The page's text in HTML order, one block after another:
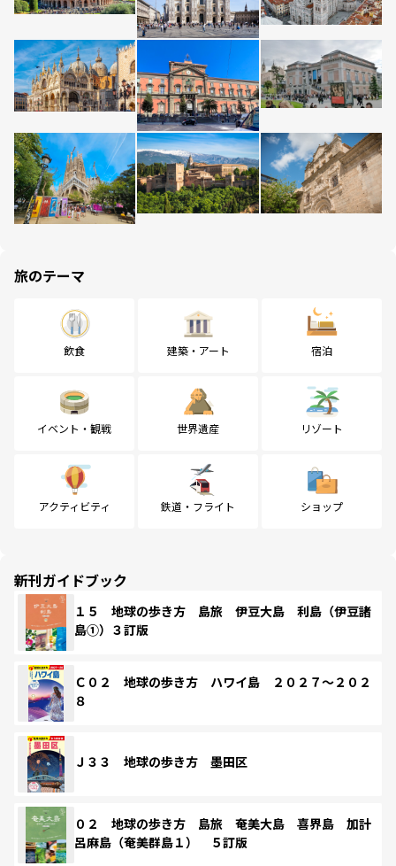
旅のテーマ
飲食 建築・アート 宿泊
イベント・観戦 世界遺産 リゾート
アクティビティ 鉄道・フライト ショップ
新刊ガイドブック
１５ 地球の歩き方 島旅 伊豆大島 利島（伊豆諸
島①）３訂版
Ｃ０２ 地球の歩き方 ハワイ島 ２０２７～２０２
８
Ｊ３３ 地球の歩き方 墨田区
０２ 地球の歩き方 島旅 奄美大島 喜界島 加計
呂麻島（奄美群島１） ５訂版